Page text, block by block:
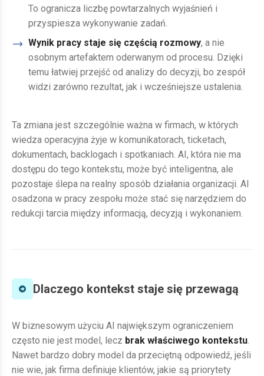
To ogranicza liczbę powtarzalnych wyjaśnień i
przyspiesza wykonywanie zadań.
Wynik pracy staje się częścią rozmowy, a nie
osobnym artefaktem oderwanym od procesu. Dzięki
temu łatwiej przejść od analizy do decyzji, bo zespół
widzi zarówno rezultat, jak i wcześniejsze ustalenia.
Ta zmiana jest szczególnie ważna w firmach, w których
wiedza operacyjna żyje w komunikatorach, ticketach,
dokumentach, backlogach i spotkaniach. AI, która nie ma
dostępu do tego kontekstu, może być inteligentna, ale
pozostaje ślepa na realny sposób działania organizacji. AI
osadzona w pracy zespołu może stać się narzędziem do
redukcji tarcia między informacją, decyzją i wykonaniem.
Dlaczego kontekst staje się przewagą
W biznesowym użyciu AI największym ograniczeniem
często nie jest model, lecz brak właściwego kontekstu.
Nawet bardzo dobry model da przeciętną odpowiedź, jeśli
nie wie, jak firma definiuje klientów, jakie są priorytety